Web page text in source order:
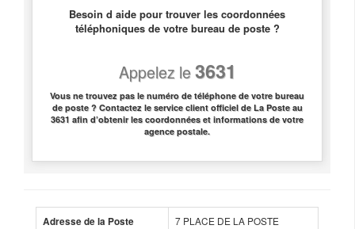
Besoin d aide pour trouver les coordonnées
téléphoniques de votre bureau de poste ?
Appelez le3631
Vous ne trouvez pas le numéro de téléphone de votre bureau
de poste ? Contactez le service client officiel de La Poste au
3631 afin d’obtenir les coordonnées et informations de votre
agence postale.
Adresse de la Poste 7 PLACE DE LA POSTE